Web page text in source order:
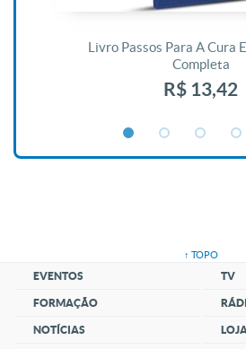
Livro Passos Para A Cura
Completa
R$ 13,42
↑ TOPO
EVENTOS
FORMAÇÃO
NOTÍCIAS
TV